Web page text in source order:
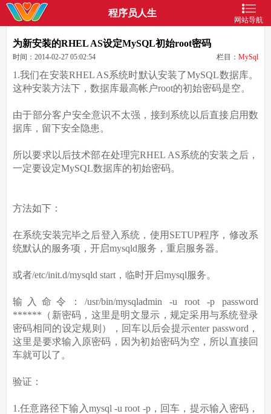
程序员人生
网站导航
为新安装的RHEL AS设定MySQL初始root密码
栏目： MySql
时间：2014-02-27 05:02:54
1.我们在安装RHEL AS系统时默认安装了MySQL数据库。
这种安装方法下，数据库最高帐户root的初始密码是空。
由于部分客户安全意识不太强，接到系统以后直接启用数
据库，留下安全隐患。
所以要求以后技术部在处理完RHEL AS系统的安装之后，
一定要设定MySQL数据库的初始密码。
方法如下：
在系统安装完毕之后登入系统，使用SETUP程序，修改系
统默认的服务项，开启mysqld服务，重启服务器。
或者/etc/init.d/mysqld start，临时开启mysql服务。
输入命令：/usr/bin/mysqladmin -u root -p password
******（新密码，这里是明文显示，规定采用与系统登录
密码相同的设定规则），回车以后会提示enter password，
这里是要求输入原密码，因为初始密码为空，所以直接回
车就可以了。
验证：
1.任意路径下输入mysql -u root -p，回车，提示输入密码，